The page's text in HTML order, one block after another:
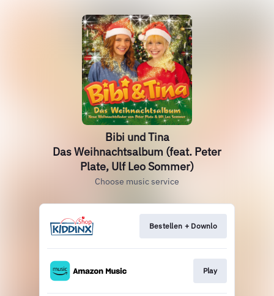
Bibi und Tina
Das Weihnachtsalbum (feat. Peter
Plate, Ulf Leo Sommer)
Choose music service
Bestellen + Downlo
Play